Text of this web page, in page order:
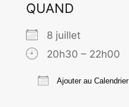
QUAND
8 juillet
20h30 – 22h00
Ajouter au Calendrier